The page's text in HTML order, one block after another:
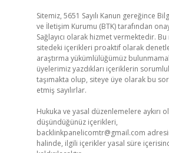
Sitemiz, 5651 Sayılı Kanun gereğince
ve İletişim Kurumu (BTK) tarafından
Sağlayıcı olarak hizmet vermektedir.
sitedeki içerikleri proaktif olarak
araştırma yükümlülüğümüz
üyelerimiz yazdıkları içeriklerin
taşımakta olup, siteye üye olarak bu
etmiş sayılırlar.
Hukuka ve yasal düzenlemelere aykırı
düşündüğünüz içerikleri,
backlinkpanelicomtr@gmail.com
halinde, ilgili içerikler yasal süre